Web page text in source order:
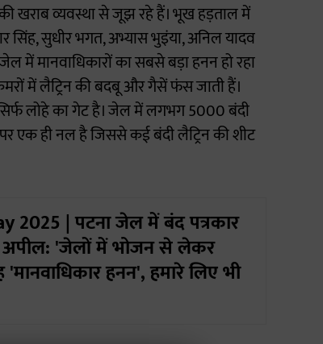
खराब व्यवस्था से जूझ रहे हैं। भूख हड़ताल में
सिंह, सुधीर भगत, अभ्यास भुइंया, अनिल यादव
में मानवाधिकारों का सबसे बड़ा हनन हो रहा
में लैट्रिन की बदबू और गैसें फंस जाती हैं।
लोहे का गेट है। जेल में लगभग 5000 बंदी
एक ही नल है जिससे कई बंदी लैट्रिन की शीट
2025 | पटना जेल में बंद पत्रकार
'जेलों में भोजन से लेकर
हनन', हमारे लिए भी